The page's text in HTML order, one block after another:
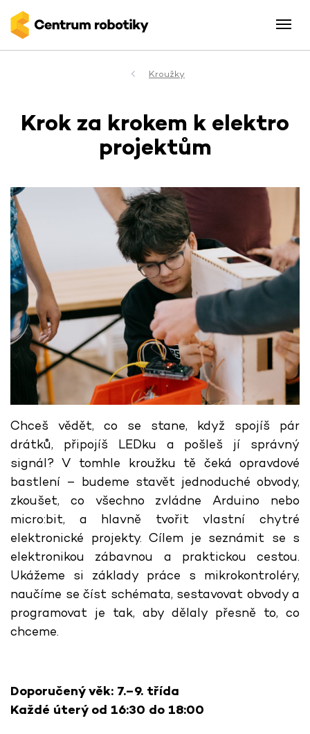
Kroužky
Krok za krokem k elektro
projektům
Chceš vědět, co se stane, když spojíš pár
drátků, připojíš LEDku a pošleš jí správný
signál? V tomhle kroužku tě čeká opravdové
bastlení – budeme stavět jednoduché obvody,
zkoušet, co všechno zvládne Arduino nebo
micro:bit, a hlavně tvořit vlastní chytré
elektronické projekty. Cílem je seznámit se s
elektronikou zábavnou a praktickou cestou.
Ukážeme si základy práce s mikrokontroléry,
naučíme se číst schémata, sestavovat obvody a
programovat je tak, aby dělaly přesně to, co
chceme.
Doporučený věk: 7.–9. třída
Každé úterý od 16:30 do 18:00